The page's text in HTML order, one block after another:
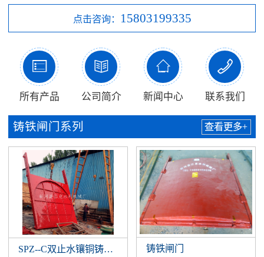
点击咨询： 15803199335

所有产品

公司简介

新闻中心

联系我们
铸铁闸门系列 查看更多+
SPZ--C双止水镶铜铸铁闸门 铸铁闸门